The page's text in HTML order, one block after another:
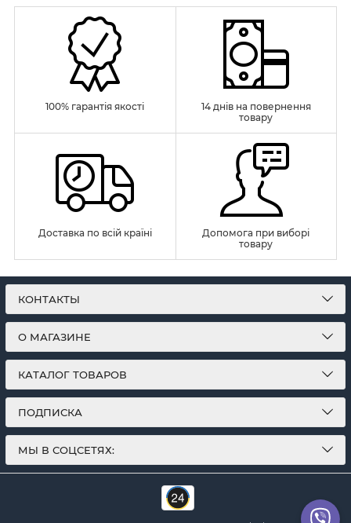
100% гарантія якості
14 днів на повернення
товару
Доставка по всій країні
Допомога при виборі
товару
КОНТАКТЫ
О МАГАЗИНЕ
КАТАЛОГ ТОВАРОВ
ПОДПИСКА
МЫ В СОЦСЕТЯХ: